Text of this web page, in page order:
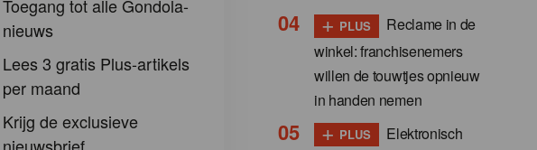
Toegang tot alle Gondola-
nieuws
Lees 3 gratis Plus-artikels
per maand
Krijg de exclusieve
+ PLUS
Reclame in de
winkel: franchisenemers
willen de touwtjes opnieuw
in handen nemen
+ PLUS
Elektronisch